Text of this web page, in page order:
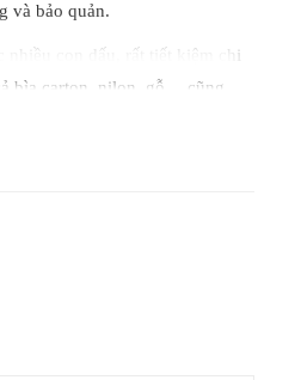
và bảo quản.
nhiều con dấu, rất tiết kiệm chi
bìa carton, nilon, gỗ… cũng